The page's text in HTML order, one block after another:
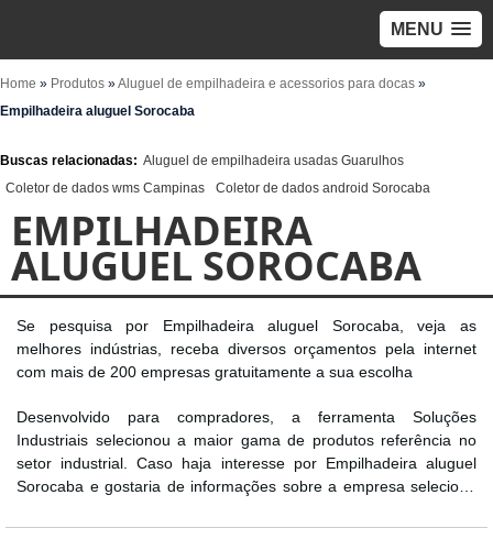
MENU
Home » Produtos »Aluguel de empilhadeira e acessorios para docas »
Empilhadeira aluguel Sorocaba
Buscas relacionadas: Aluguel de empilhadeira usadas Guarulhos
Coletor de dados wms Campinas
Coletor de dados android Sorocaba
EMPILHADEIRA
ALUGUEL SOROCABA
Se pesquisa por Empilhadeira aluguel Sorocaba, veja as
melhores indústrias, receba diversos orçamentos pela internet
com mais de 200 empresas gratuitamente a sua escolha
Desenvolvido para compradores, a ferramenta Soluções
Industriais selecionou a maior gama de produtos referência no
setor industrial. Caso haja interesse por Empilhadeira aluguel
Sorocaba e gostaria de informações sobre a empresa selecione